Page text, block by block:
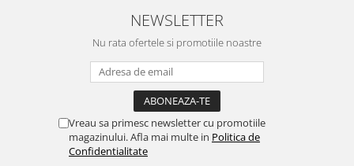
NEWSLETTER
Nu rata ofertele si promotiile noastre
Vreau sa primesc newsletter cu promotiile
magazinului. Afla mai multe in Politica de
Confidentialitate